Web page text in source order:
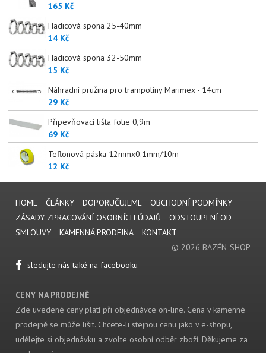
165 Kč
Hadicová spona 25-40mm
14 Kč
Hadicová spona 32-50mm
15 Kč
Náhradní pružina pro trampolíny Marimex - 14cm
29 Kč
Připevňovací lišta folie 0,9m
69 Kč
Teflonová páska 12mmx0.1mm/10m
12 Kč
HOME ČLÁNKY DOPORUČUJEME
OBCHODNÍ PODMÍNKY
ZÁSADY ZPRACOVÁNÍ OSOBNÍCH ÚDAJŮ
ODSTOUPENÍ OD
SMLOUVY
KAMENNÁ PRODEJNA
KONTAKT
© 2026 BAZÉN-SHOP
sledujte nás také na facebooku
CENY NA PRODEJNĚ
Zde uvedené ceny platí při objednávce on-line. Cena v kamenné
prodejně se může lišit. Chcete-li stejnou cenu jako v e-shopu,
udělejte si objednávku a zvolte osobní odběr zboží. Děkujeme za